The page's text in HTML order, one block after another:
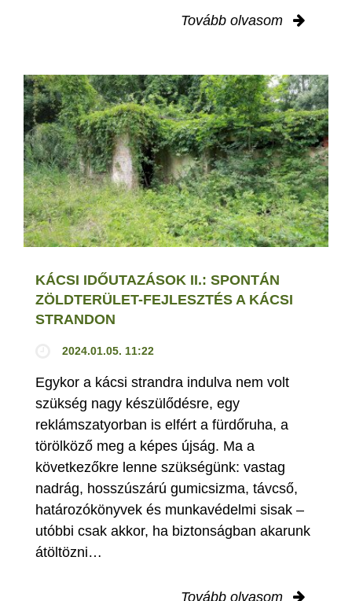
Tovább olvasom
KÁCSI IDŐUTAZÁSOK II.: SPONTÁN
ZÖLDTERÜLET-FEJLESZTÉS A KÁCSI
STRANDON
2024.01.05. 11:22
Egykor a kácsi strandra indulva nem volt
szükség nagy készülődésre, egy
reklámszatyorban is elfért a fürdőruha, a
törölköző meg a képes újság. Ma a
következőkre lenne szükségünk: vastag
nadrág, hosszúszárú gumicsizma, távcső,
határozókönyvek és munkavédelmi sisak –
utóbbi csak akkor, ha biztonságban akarunk
átöltözni…
Tovább olvasom